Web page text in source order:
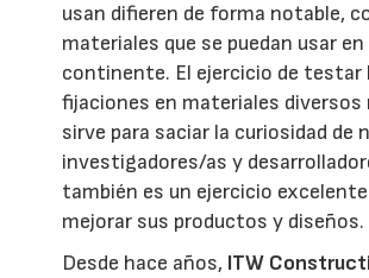
usan difieren de forma notable,
materiales que se puedan usar en
continente. El ejercicio de testar
fijaciones en materiales diversos
sirve para saciar la curiosidad de
investigadores/as y
también es un ejercicio
mejorar sus productos y diseños.
Desde hace años, ITW